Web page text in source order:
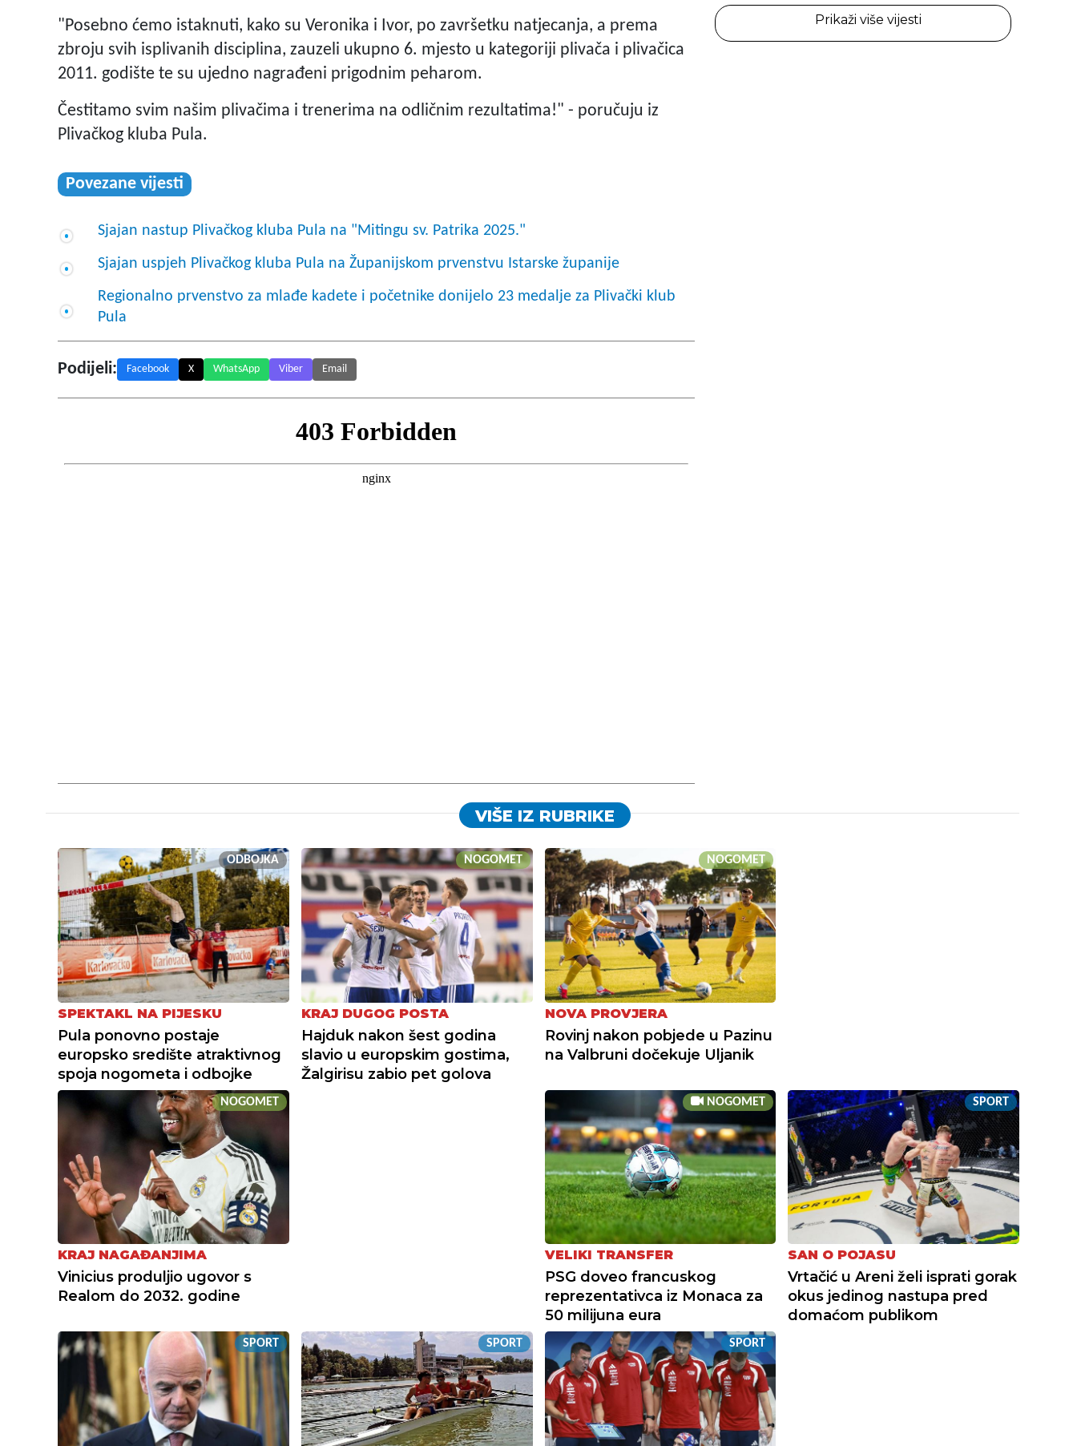
"Posebno ćemo istaknuti, kako su Veronika i Ivor, po završetku natjecanja, a prema
zbroju svih isplivanih disciplina, zauzeli ukupno 6. mjesto u kategoriji plivača i plivačica
2011. godište te su ujedno nagrađeni prigodnim peharom.
Čestitamo svim našim plivačima i trenerima na odličnim rezultatima!" - poručuju iz
Plivačkog kluba Pula.
Povezane vijesti
Sjajan nastup Plivačkog kluba Pula na "Mitingu sv. Patrika 2025."
Sjajan uspjeh Plivačkog kluba Pula na Županijskom prvenstvu Istarske županije
Regionalno prvenstvo za mlađe kadete i početnike donijelo 23 medalje za Plivački klub
Pula
Podijeli: Facebook X WhatsApp Viber Email
Prikaži više vijesti
VIŠE IZ RUBRIKE
ODBOJKA
SPEKTAKL NA PIJESKU
Pula ponovno postaje
europsko središte atraktivnog
spoja nogometa i odbojke
NOGOMET
KRAJ DUGOG POSTA
Hajduk nakon šest godina
slavio u europskim gostima,
Žalgirisu zabio pet golova
NOGOMET
NOVA PROVJERA
Rovinj nakon pobjede u Pazinu
na Valbruni dočekuje Uljanik
NOGOMET
KRAJ NAGAĐANJIMA
Vinicius produljio ugovor s
Realom do 2032. godine
NOGOMET
VELIKI TRANSFER
PSG doveo francuskog
reprezentativca iz Monaca za
50 milijuna eura
SPORT
SAN O POJASU
Vrtačić u Areni želi isprati gorak
okus jedinog nastupa pred
domaćom publikom
SPORT SPORT SPORT